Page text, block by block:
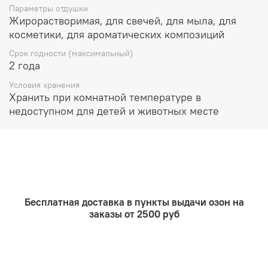
Растворимость: жирорастворим.
Рекомендуемый процент ввода:
Растительные воски и парафин используется до 10%
Лосьоны и парфюмерия до 5%
Параметры отдушки
Жирорастворимая, для свечей, для мыла, для
косметики, для ароматических композиций
Срок годности (максимальный)
2 года
Условия хранения
Хранить при комнатной температуре в
недоступном для детей и животных месте
Бесплатная доставка в пункты выдачи озон на
заказы от 2500 руб